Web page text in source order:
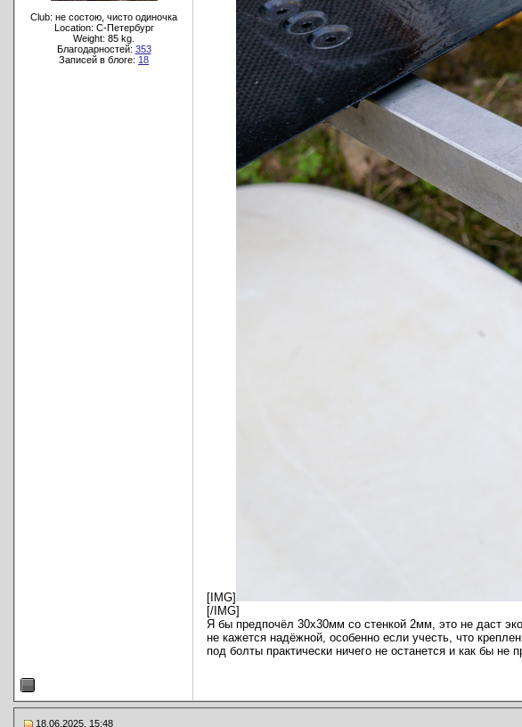
Club: не состою, чисто одиночка
Location: C-Петербург
Weight: 85 kg.
Благодарностей: 353
Записей в блоге: 18
[IMG]
[/IMG]
Я бы предпочёл 30х30мм со стенкой 2мм, это не даст
не кажется надёжной, особенно если учесть, что
под болты практически ничего не останется и как бы
18.06.2025, 15:48